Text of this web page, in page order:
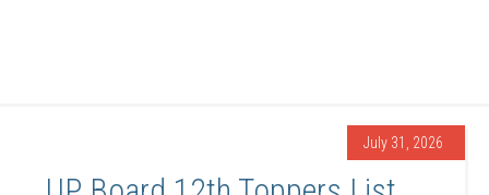
July 31, 2026